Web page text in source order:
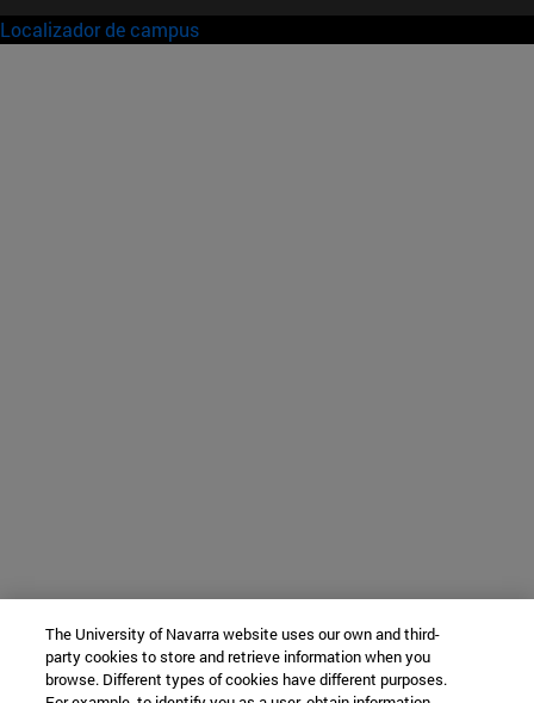
Localizador de campus
The University of Navarra website uses our own and third-
party cookies to store and retrieve information when you
browse. Different types of cookies have different purposes.